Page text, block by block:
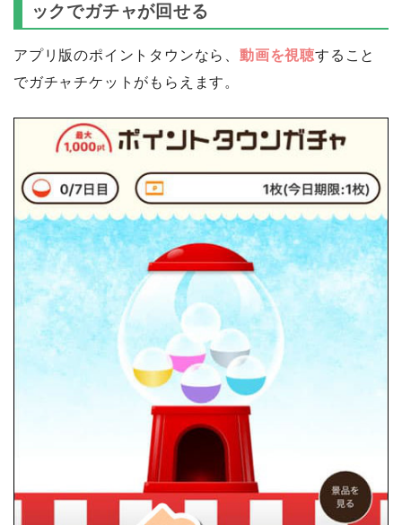
ックでガチャが回せる
アプリ版のポイントタウンなら、 動画を視聴すること
でガチャチケットがもらえます。